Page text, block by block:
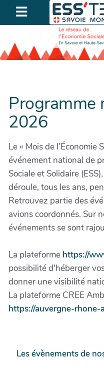
Programme
2026
Le « Mois de l’Économie
événement national de
Sociale et Solidaire
déroule, tous les ans,
Retrouvez partie des
avions coordonnés. Sur
événements se sont
La plateforme https://
possibilité d'héberger
donner une visibilité
La plateforme CREE
https://auvergne-rhone-
Les évènements de